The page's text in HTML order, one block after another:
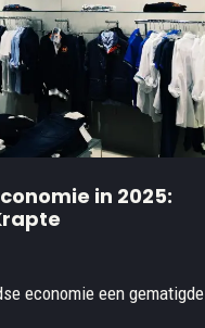
in 2025:
economie een gematigde